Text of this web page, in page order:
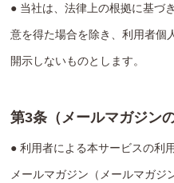
● 当社は、法律上の根拠に基づ
意を得た場合を除き、利用者個
開示しないものとします。
第3条（メールマガジン
● 利用者による本サービスの利
メールマガジン（メールマガジ